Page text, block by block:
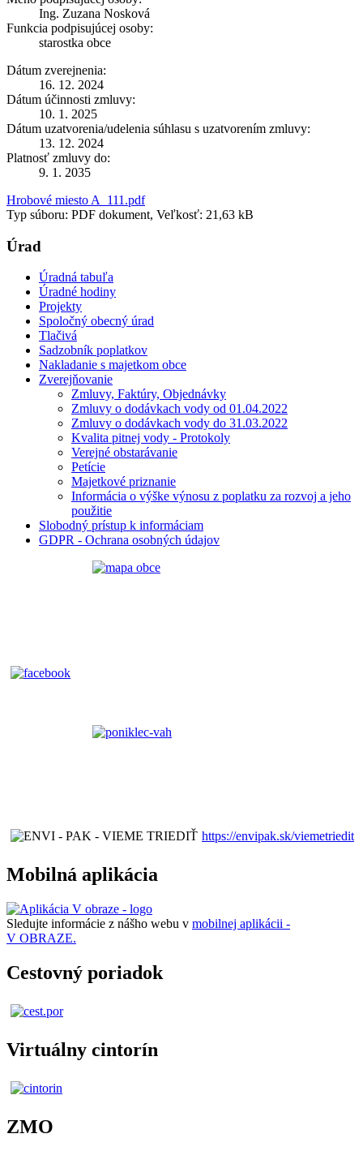
Ing. Zuzana Nosková
Funkcia podpisujúcej osoby:
starostka obce
Dátum zverejnenia:
16. 12. 2024
Dátum účinnosti zmluvy:
10. 1. 2025
Dátum uzatvorenia/udelenia súhlasu s uzatvorením zmluvy:
13. 12. 2024
Platnosť zmluvy do:
9. 1. 2035
Hrobové miesto A_111.pdf
Typ súboru: PDF dokument, Veľkosť: 21,63 kB
Úrad
Úradná tabuľa
Úradné hodiny
Projekty
Spoločný obecný úrad
Tlačivá
Sadzobník poplatkov
Nakladanie s majetkom obce
Zverejňovanie
Zmluvy, Faktúry, Objednávky
Zmluvy o dodávkach vody od 01.04.2022
Zmluvy o dodávkach vody do 31.03.2022
Kvalita pitnej vody - Protokoly
Verejné obstarávanie
Petície
Majetkové priznanie
Informácia o výške výnosu z poplatku za rozvoj a jeho
použitie
Slobodný prístup k informáciam
GDPR - Ochrana osobných údajov
https://envipak.sk/viemetriedit
Mobilná aplikácia
Sledujte informácie z nášho webu v mobilnej aplikácii -
V OBRAZE.
Cestovný poriadok
Virtuálny cintorín
ZMO